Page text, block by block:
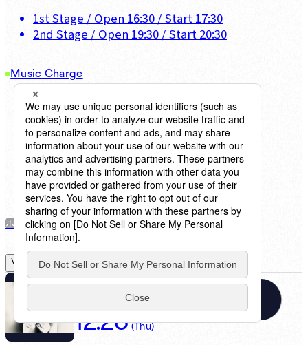
1st Stage / Open 16:30 / Start 17:30
2nd Stage / Open 19:30 / Start 20:30
Music Charge
DXシート DUO
30,200（ 13
）
DUOシート¥29,100（12）
DXシート カウンター¥15,100（6）
S指定席 ¥14,000（ 5）
R指定席¥ 12,900（5 ）
カジュアル¥12,400（5）
ホリデープラン
View Details
2024
12.26 (Thu)